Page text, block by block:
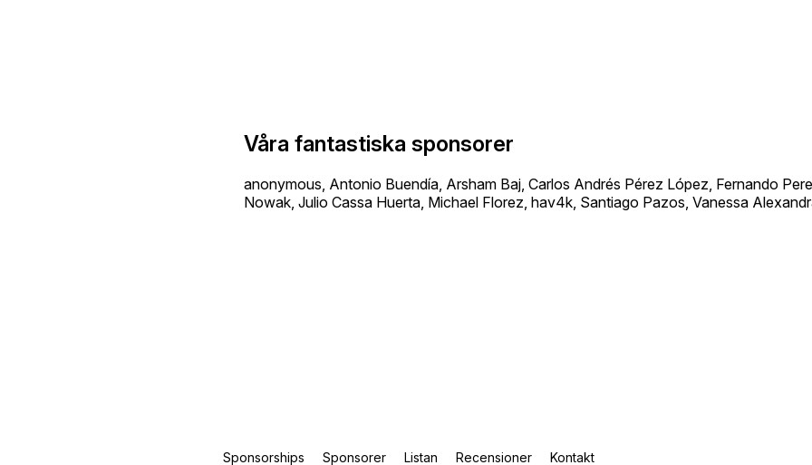
Våra fantastiska sponsorer
anonymous, Antonio Buendía, Arsham Baj, Carlos Andrés Pérez López, Fernando
Nowak, Julio Cassa Huerta, Michael Florez, hav4k, Santiago Pazos, Vanessa
Sponsorships Sponsorer Listan Recensioner Kontakt